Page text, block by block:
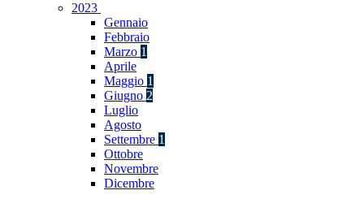
2023
Gennaio
Febbraio
Marzo 1
Aprile
Maggio 1
Giugno 2
Luglio
Agosto
Settembre 1
Ottobre
Novembre
Dicembre